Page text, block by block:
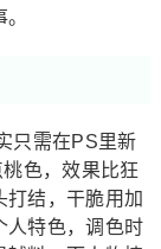
只需在PS里新
色，效果比狂
打结，干脆用加
人特色，调色时